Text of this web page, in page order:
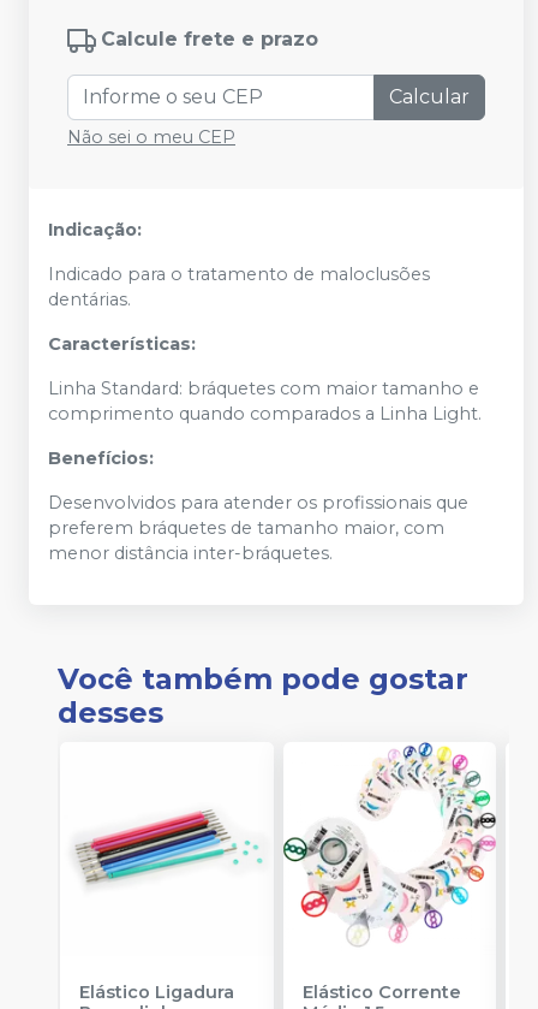
Calcule frete e prazo
Calcular
Não sei o meu CEP
Indicação:
Indicado para o tratamento de maloclusões
dentárias.
Características:
Linha Standard: bráquetes com maior tamanho e
comprimento quando comparados a Linha Light.
Benefícios:
Desenvolvidos para atender os profissionais que
preferem bráquetes de tamanho maior, com
menor distância inter-bráquetes.
Você também pode gostar
desses
Elástico Ligadura
Elástico Corrente